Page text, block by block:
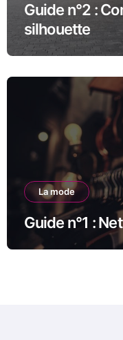
Guide n°2 :
silhouette
La mode
Guide n°1 :